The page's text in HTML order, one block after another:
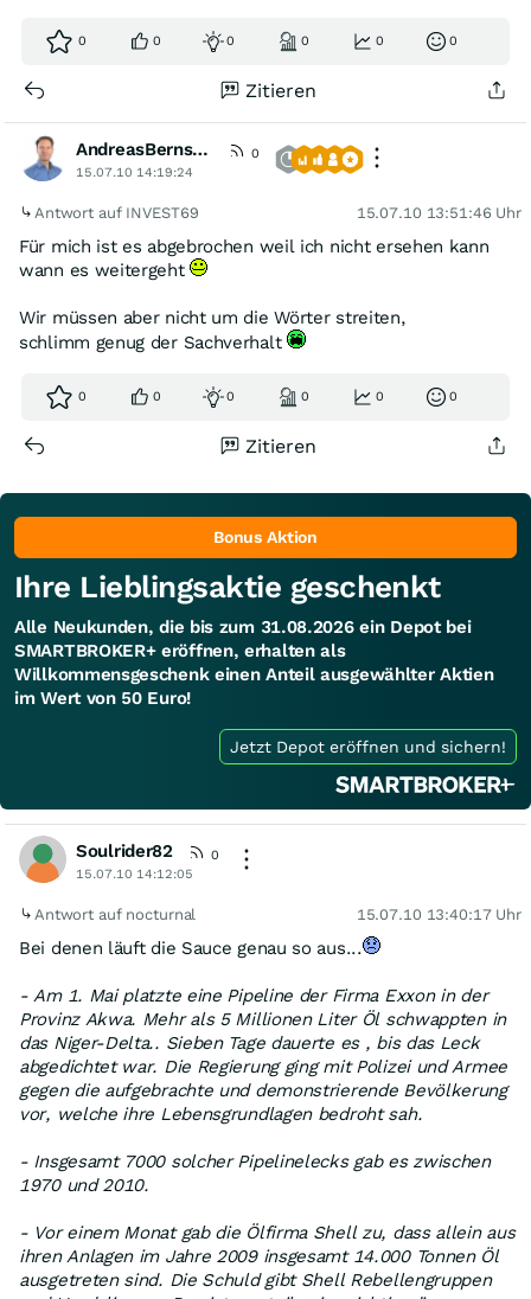
0 0 0 0 0 0
Zitieren
AndreasBernstein [VIP]
0
15.07.10 14:19:24
Antwort auf INVEST69 15.07.10 13:51:46 Uhr
Für mich ist es abgebrochen weil ich nicht ersehen kann
wann es weitergeht
Wir müssen aber nicht um die Wörter streiten,
schlimm genug der Sachverhalt
0 0 0 0 0 0
Zitieren
Bonus Aktion
Ihre Lieblingsaktie geschenkt
Alle Neukunden, die bis zum 31.08.2026 ein Depot bei
SMARTBROKER+ eröffnen, erhalten als
Willkommensgeschenk einen Anteil ausgewählter Aktien
im Wert von 50 Euro!
Jetzt Depot eröffnen und sichern!
Soulrider82
0
15.07.10 14:12:05
Antwort auf nocturnal 15.07.10 13:40:17 Uhr
Bei denen läuft die Sauce genau so aus...
- Am 1. Mai platzte eine Pipeline der Firma Exxon in der
Provinz Akwa. Mehr als 5 Millionen Liter Öl schwappten in
das Niger-Delta.. Sieben Tage dauerte es , bis das Leck
abgedichtet war. Die Regierung ging mit Polizei und Armee
gegen die aufgebrachte und demonstrierende Bevölkerung
vor, welche ihre Lebensgrundlagen bedroht sah.
- Insgesamt 7000 solcher Pipelinelecks gab es zwischen
1970 und 2010.
- Vor einem Monat gab die Ölfirma Shell zu, dass allein aus
ihren Anlagen im Jahre 2009 insgesamt 14.000 Tonnen Öl
ausgetreten sind. Die Schuld gibt Shell Rebellengruppen